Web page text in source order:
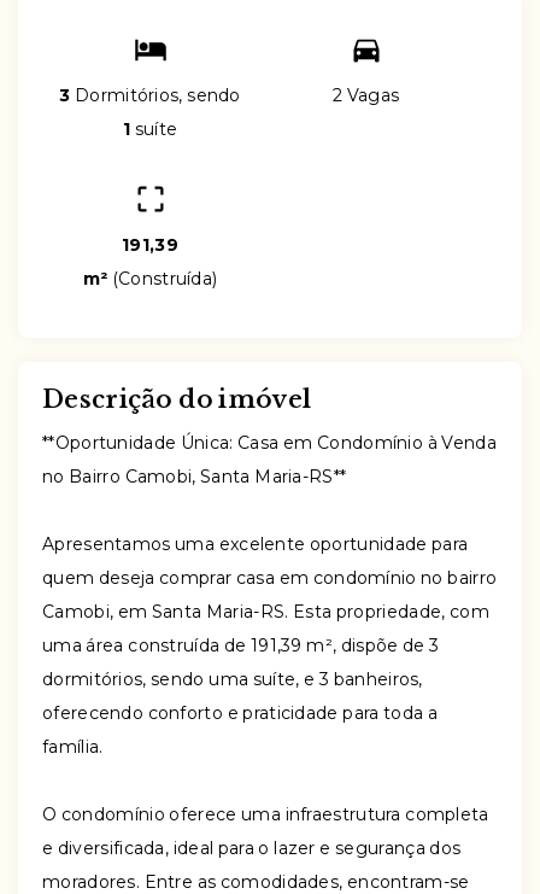
3 Dormitórios, sendo
1 suíte
2 Vagas
191,39
m² (Construída)
Descrição do imóvel
**Oportunidade Única: Casa em Condomínio à Venda
no Bairro Camobi, Santa Maria-RS**
Apresentamos uma excelente oportunidade para
quem deseja comprar casa em condomínio no bairro
Camobi, em Santa Maria-RS. Esta propriedade, com
uma área construída de 191,39 m², dispõe de 3
dormitórios, sendo uma suíte, e 3 banheiros,
oferecendo conforto e praticidade para toda a
família.
O condomínio oferece uma infraestrutura completa
e diversificada, ideal para o lazer e segurança dos
moradores. Entre as comodidades, encontram-se